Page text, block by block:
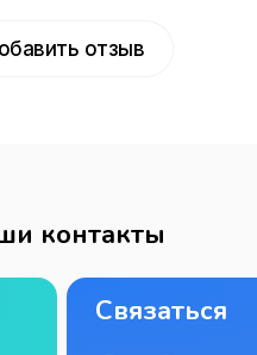
отзыв
контакты
Связаться